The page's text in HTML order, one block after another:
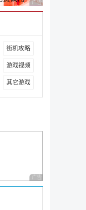
广告 商业广告，理性
街机攻略
游戏视频
其它游戏
广告 商业广告，理性